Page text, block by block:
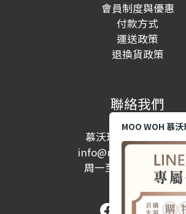
會員制度與優惠
付款方式
運送政策
退換貨政策
聯絡我們
慕沃珍選股份有限公司
周一至周五 10:00-
(例假日除外)
MOO WOH 慕